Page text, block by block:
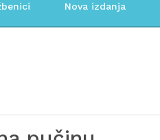
Nova izdanja